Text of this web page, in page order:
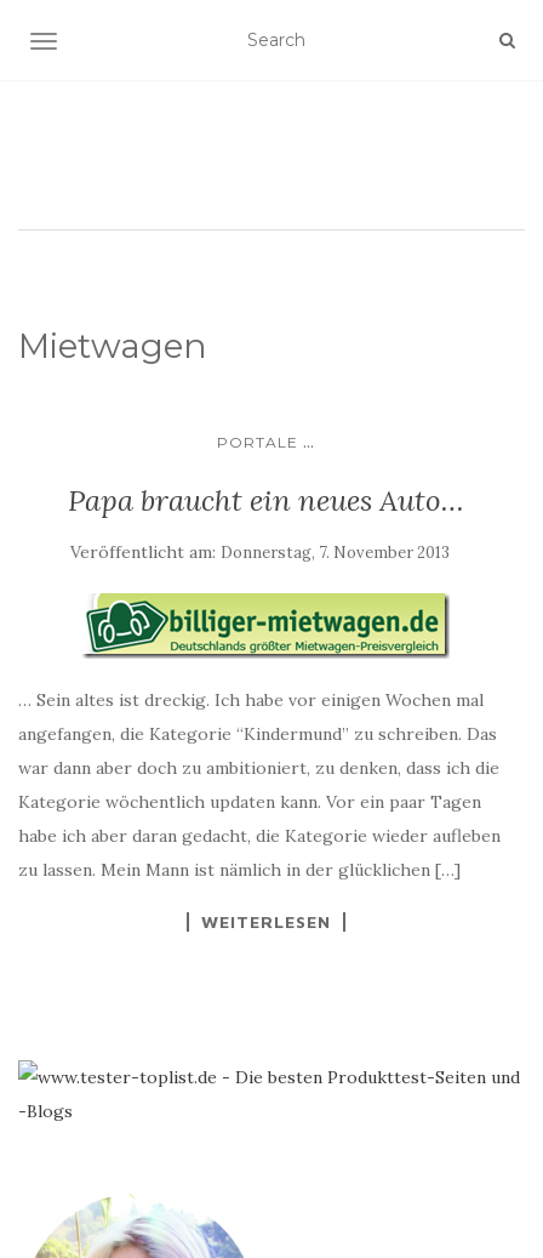
SCHALTE NAVIGATION
Mietwagen
PORTALE ...
Papa braucht ein neues Auto…
Veröffentlicht am: Donnerstag, 7. November 2013
… Sein altes ist dreckig. Ich habe vor einigen Wochen mal
angefangen, die Kategorie “Kindermund” zu schreiben. Das
war dann aber doch zu ambitioniert, zu denken, dass ich die
Kategorie wöchentlich updaten kann. Vor ein paar Tagen
habe ich aber daran gedacht, die Kategorie wieder aufleben
zu lassen. Mein Mann ist nämlich in der glücklichen […]
WEITERLESEN